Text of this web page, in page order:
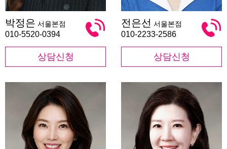
정
은
박정은 서울본점
010-5520-0394
상담신청
은
선
전은선 서울본점
010-2233-2586
상담신청